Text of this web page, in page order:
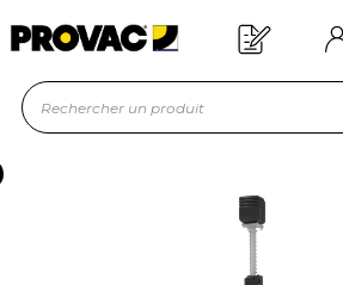
Offre de bienvenue : 20€
En savoir plus